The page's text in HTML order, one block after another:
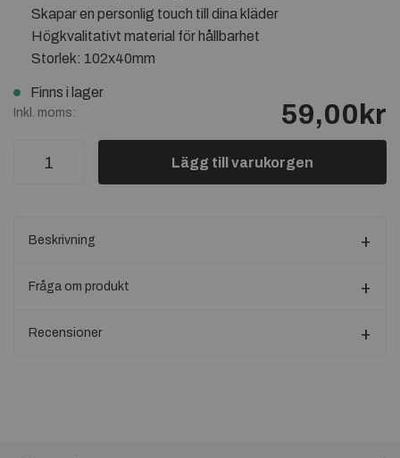
Skapar en personlig touch till dina kläder
Högkvalitativt material för hållbarhet
Storlek: 102x40mm
Finns i lager
Inkl. moms: 59,00kr
Lägg till varukorgen
Beskrivning
Fråga om produkt
Recensioner